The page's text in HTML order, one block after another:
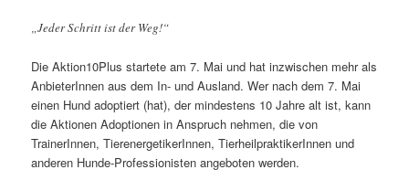
„Jeder Schritt ist der Weg!“
Die Aktion10Plus startete am 7. Mai und hat inzwischen mehr als
AnbieterInnen aus dem In- und Ausland. Wer nach dem 7. Mai
einen Hund adoptiert (hat), der mindestens 10 Jahre alt ist, kann
die Aktionen Adoptionen in Anspruch nehmen, die von
TrainerInnen, TierenergetikerInnen, TierheilpraktikerInnen und
anderen Hunde-Professionisten angeboten werden.